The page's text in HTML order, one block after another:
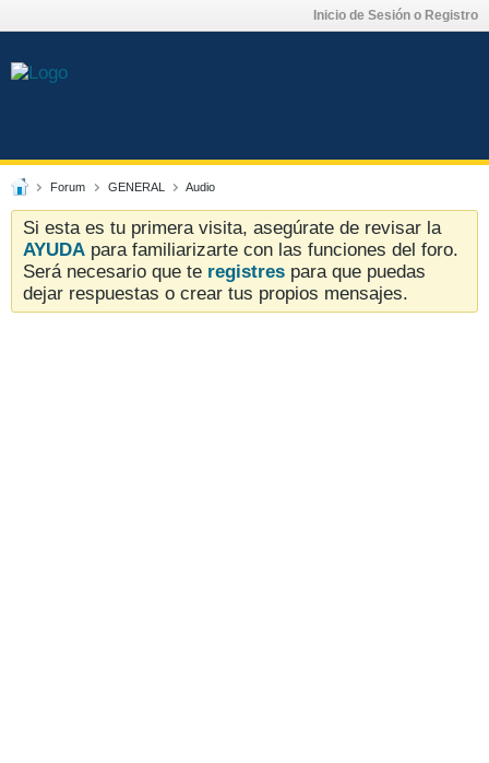
Inicio de Sesión o Registro
Forum GENERAL Audio
Si esta es tu primera visita, asegúrate de revisar la
AYUDA para familiarizarte con las funciones del foro.
Será necesario que te registres para que puedas
dejar respuestas o crear tus propios mensajes.